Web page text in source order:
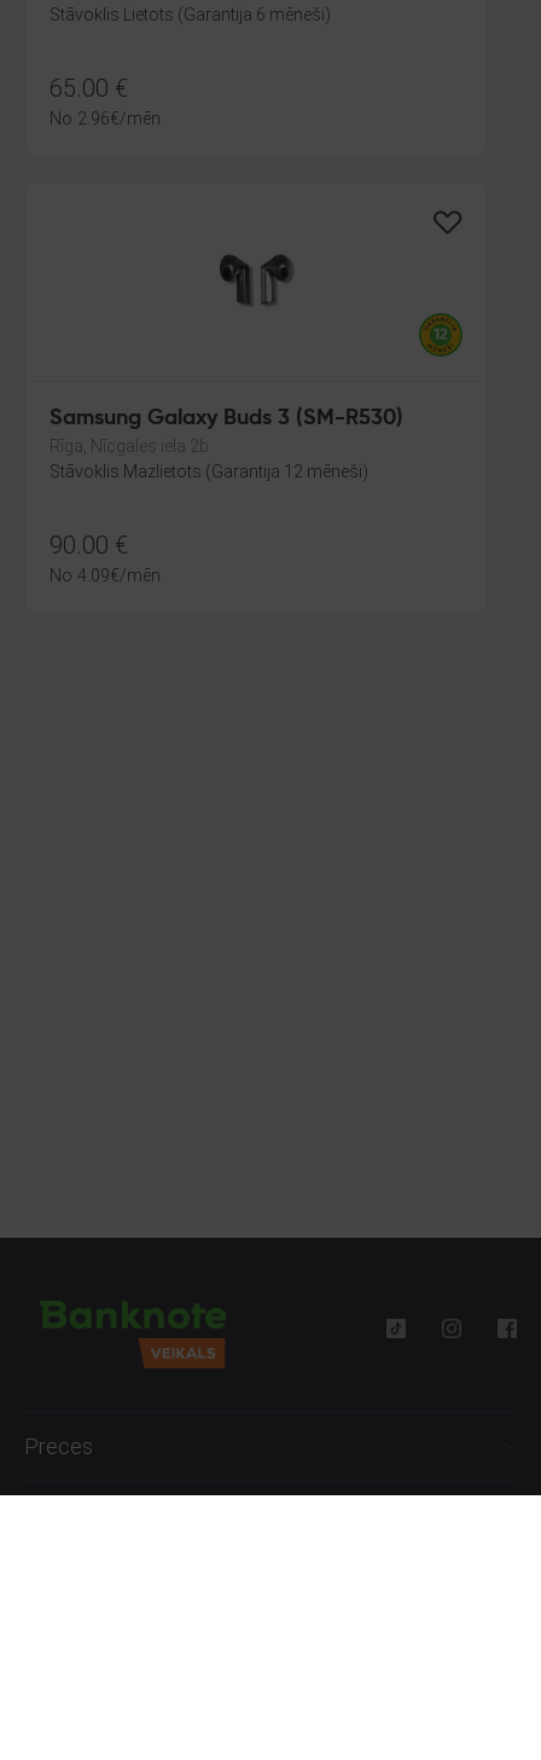
Stāvoklis Lietots (Garantija 6 mēneši)
65.00 €
No 2.96€/mēn.
Samsung Galaxy Buds 3 (SM-R530)
Rīga, Nīcgales iela 2b
Stāvoklis Mazlietots (Garantija 12 mēneši)
90.00 €
No 4.09€/mēn.
Preces